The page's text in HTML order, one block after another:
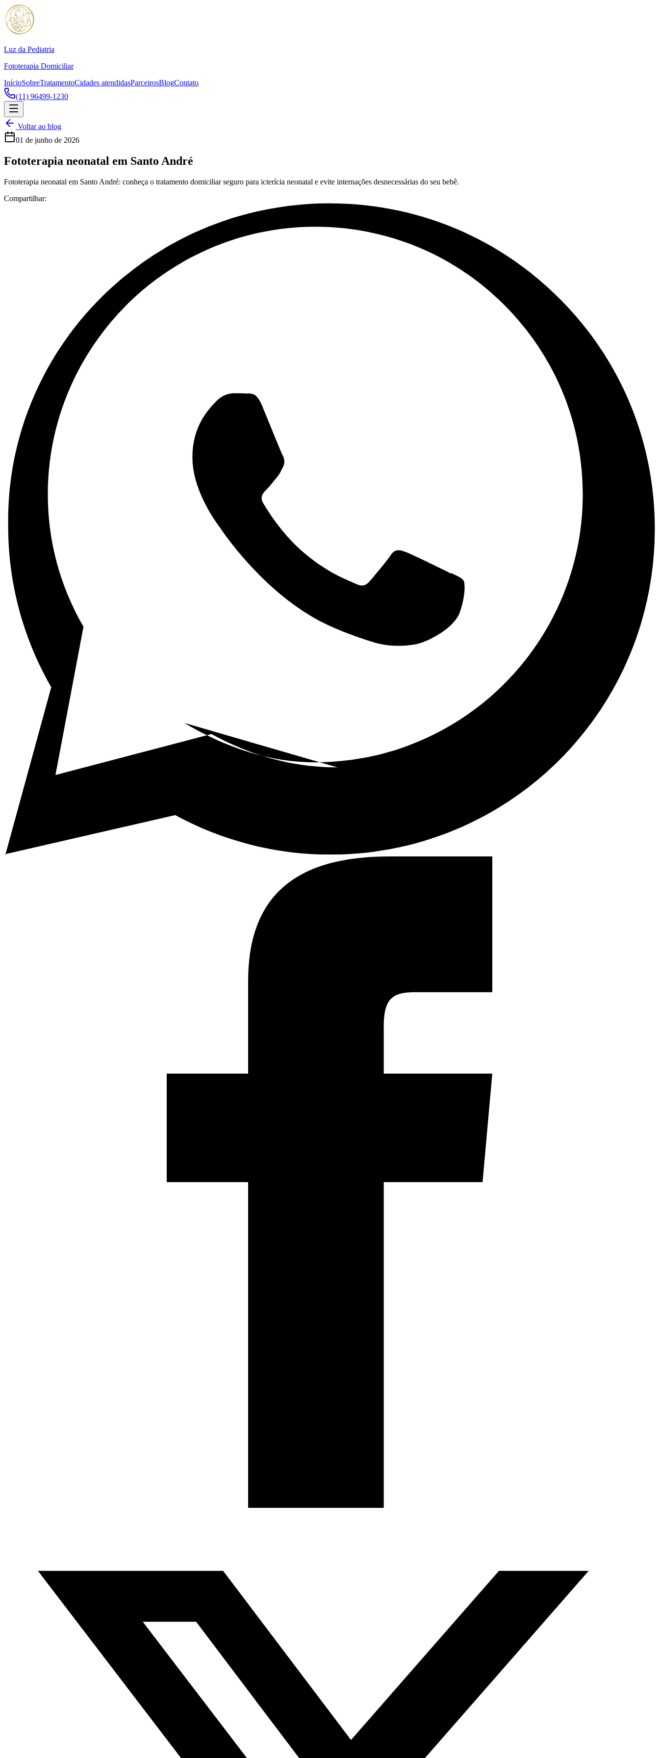
Luz da Pediatria
Fototerapia Domiciliar
InícioSobreTratamentoCidades atendidasParceirosBlogContato
(11) 96499-1230
Voltar ao blog
01 de junho de 2026
Fototerapia neonatal em Santo André
Fototerapia neonatal em Santo André: conheça o tratamento domiciliar seguro para icterícia neonatal e evite internações desnecessárias do seu bebê.
Compartilhar: